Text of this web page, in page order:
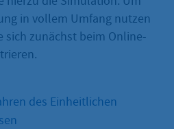
in vollem Umfang nutzen
sich zunächst beim Online-
des Einheitlichen